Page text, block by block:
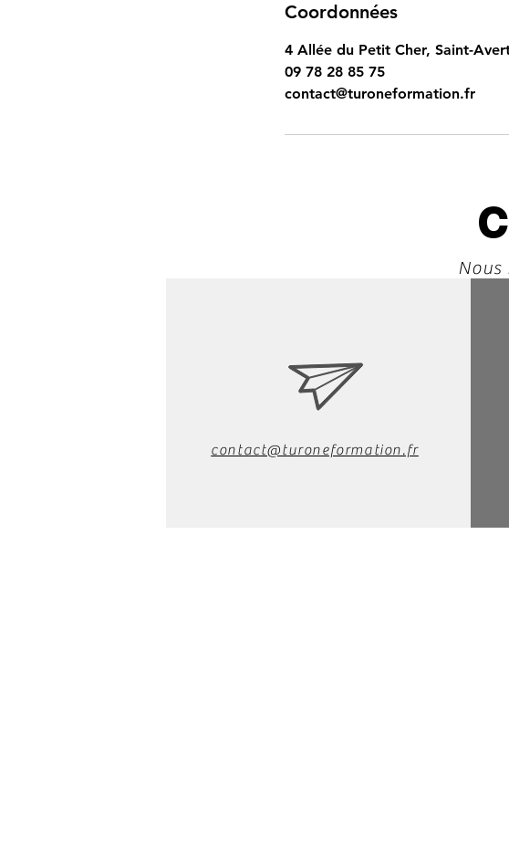
Coordonnées
4 Allée du Petit Cher, Saint-
09 78 28 85 75
contact@turoneformation.fr
contact@turoneformation.fr